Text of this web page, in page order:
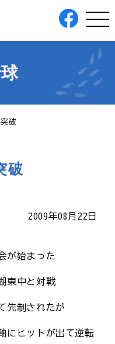
破
破
2009年08月22日
が始まった
東中と対戦
先制されたが
にヒットが出て逆転